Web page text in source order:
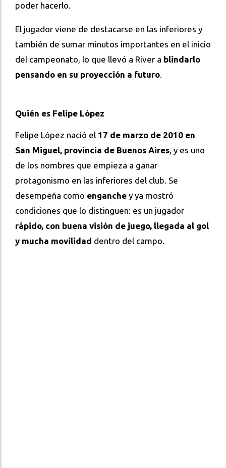
poder hacerlo.
El jugador viene de destacarse en las inferiores y
también de sumar minutos importantes en el inicio
del campeonato, lo que llevó a River a blindarlo
pensando en su proyección a futuro.
Quién es Felipe López
Felipe López nació el 17 de marzo de 2010 en
San Miguel, provincia de Buenos Aires, y es uno
de los nombres que empieza a ganar
protagonismo en las inferiores del club. Se
desempeña como enganche y ya mostró
condiciones que lo distinguen: es un jugador
rápido, con buena visión de juego, llegada al gol
y mucha movilidad dentro del campo.